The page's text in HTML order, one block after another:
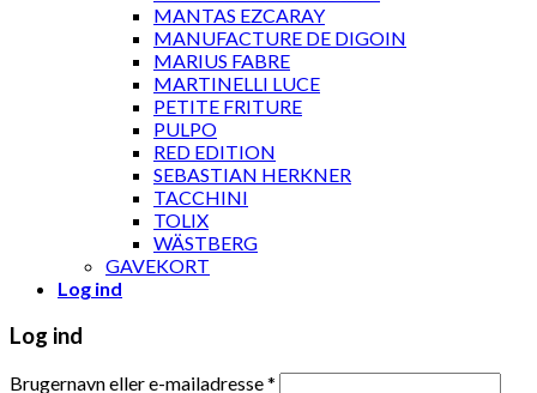
MANTAS EZCARAY
MANUFACTURE DE DIGOIN
MARIUS FABRE
MARTINELLI LUCE
PETITE FRITURE
PULPO
RED EDITION
SEBASTIAN HERKNER
TACCHINI
TOLIX
WÄSTBERG
GAVEKORT
Log ind
Log ind
Brugernavn eller e-mailadresse*